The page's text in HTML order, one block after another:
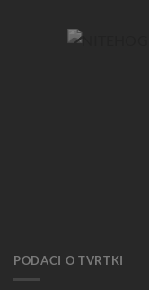
PODACI O TVRTKI